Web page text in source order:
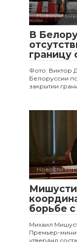
Новости
В
границу
Фото: Виктор
Белоруссии
закрытии
Новости
борьбе с
Михаил
Премьер-
утвердил